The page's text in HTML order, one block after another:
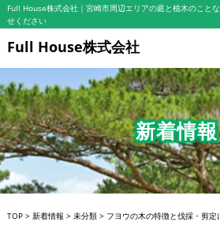
Full House株式会社｜宮崎市周辺エリアの庭と植木のこと
せください
Full House株式会社
新着情報
TOP> 新着情報 > 未分類> フヨウの木の特徴と伐採・剪定